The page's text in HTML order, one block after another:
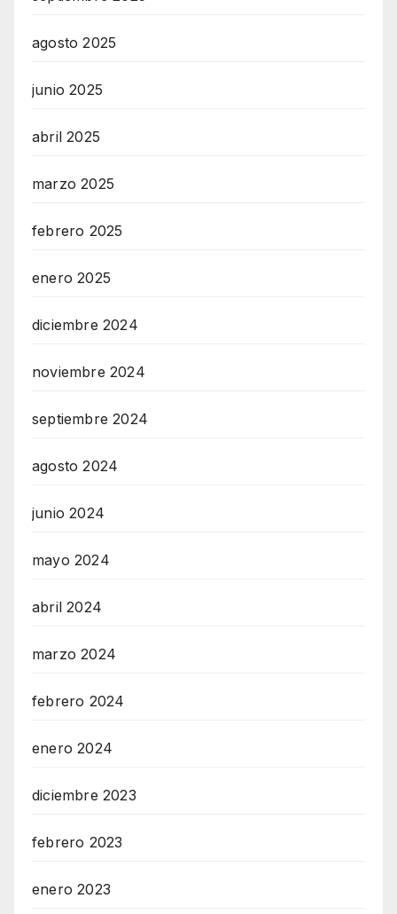
agosto 2025
junio 2025
abril 2025
marzo 2025
febrero 2025
enero 2025
diciembre 2024
noviembre 2024
septiembre 2024
agosto 2024
junio 2024
mayo 2024
abril 2024
marzo 2024
febrero 2024
enero 2024
diciembre 2023
febrero 2023
enero 2023